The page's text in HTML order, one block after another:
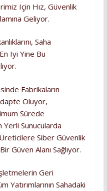
Için Hız, Güvenlik
Geliyor.
Saha
Iyi Yine Bu
Fabrikaların
Oluyor,
Sürede
Yerli Sunucularda
Siber Güvenlik
Güven Alanı Sağlıyor.
Geri
Sahadaki